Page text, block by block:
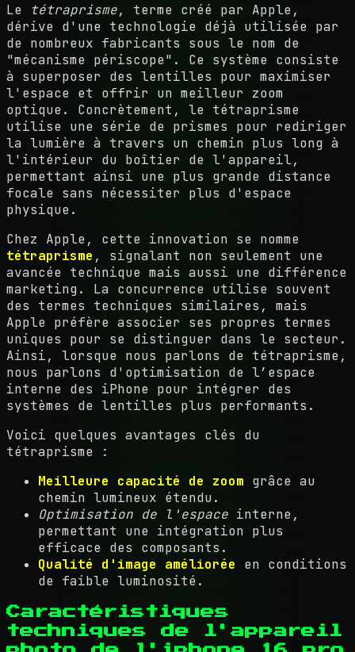
Le tétraprisme, terme créé par Apple,
dérive d'une technologie déjà utilisée par
de nombreux fabricants sous le nom de
"mécanisme périscope". Ce système consiste
à superposer des lentilles pour maximiser
l'espace et offrir un meilleur zoom
optique. Concrètement, le tétraprisme
utilise une série de prismes pour rediriger
la lumière à travers un chemin plus long à
l'intérieur du boîtier de l'appareil,
permettant ainsi une plus grande distance
focale sans nécessiter plus d'espace
physique.
Chez Apple, cette innovation se nomme
tétraprisme , signalant non seulement une
avancée technique mais aussi une différence
marketing. La concurrence utilise souvent
des termes techniques similaires, mais
Apple préfère associer ses propres termes
uniques pour se distinguer dans le secteur.
Ainsi, lorsque nous parlons de tétraprisme,
nous parlons d'optimisation de l’espace
interne des iPhone pour intégrer des
systèmes de lentilles plus performants.
Voici quelques avantages clés du
tétraprisme :
Meilleure capacité de zoom grâce au
chemin lumineux étendu.
Optimisation de l'espace interne,
permettant une intégration plus
efficace des composants.
Qualité d'image améliorée en conditions
de faible luminosité.
Caractéristiques
techniques de l'appareil